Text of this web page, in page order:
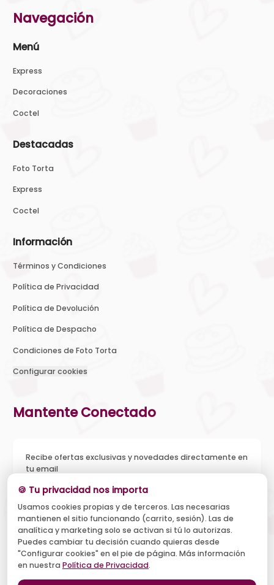
Navegación
Menú
Express
Decoraciones
Coctel
Destacadas
Foto Torta
Express
Coctel
Información
Términos y Condiciones
Política de Privacidad
Política de Devolución
Política de Despacho
Condiciones de Foto Torta
Configurar cookies
Mantente Conectado
Recibe ofertas exclusivas y novedades directamente en
tu email
Acepto recibir novedades y ofertas, y el tratamiento de mi
email según la Política de Privacidad . Puedo darme de baja
cuando quiera.
Suscribirse
🍪 Tu privacidad nos importa
Usamos cookies propias y de terceros. Las necesarias
mantienen el sitio funcionando (carrito, sesión). Las de
analítica y marketing solo se activan si tú lo autorizas.
Puedes cambiar tu decisión cuando quieras desde
"Configurar cookies" en el pie de página. Más información
en nuestra Política de Privacidad.